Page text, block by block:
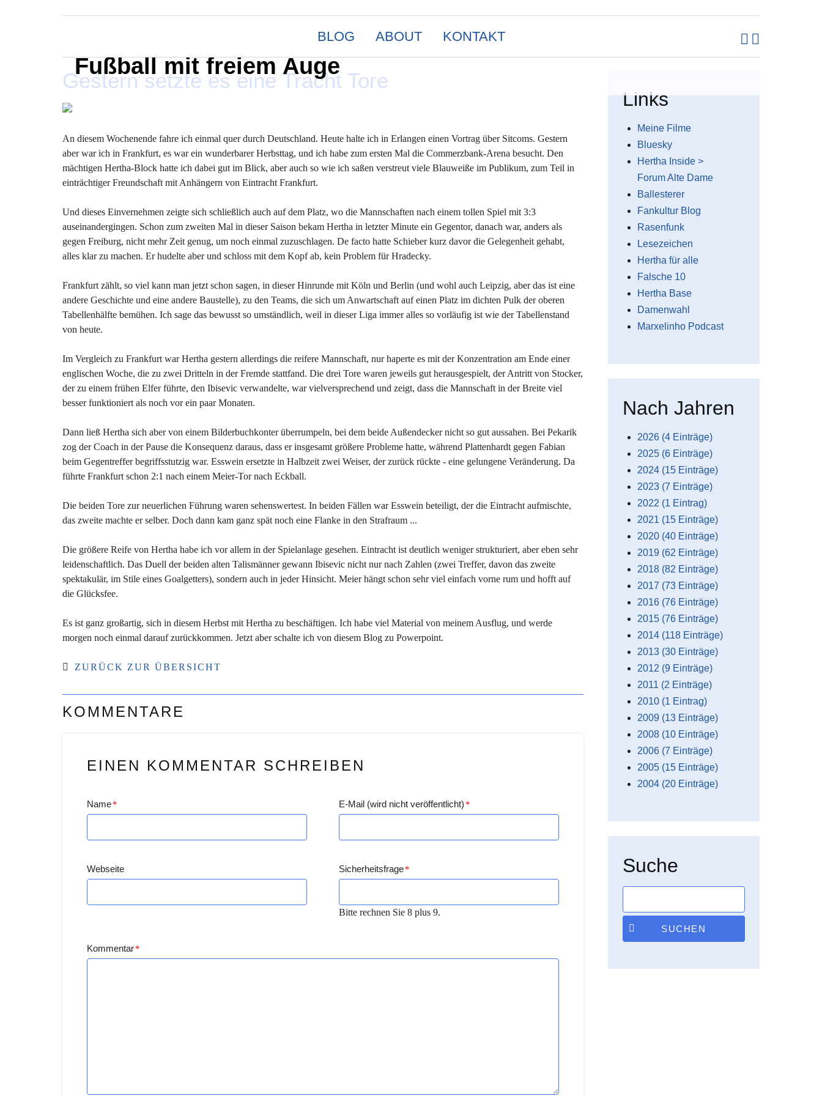
Fußball mit freiem Auge
BLOG ABOUT KONTAKT
Gestern setzte es eine Tracht Tore
An diesem Wochenende fahre ich einmal quer durch Deutschland. Heute halte ich in Erlangen einen Vortrag über Sitcoms. Gestern
aber war ich in Frankfurt, es war ein wunderbarer Herbsttag, und ich habe zum ersten Mal die Commerzbank-Arena besucht. Den
mächtigen Hertha-Block hatte ich dabei gut im Blick, aber auch so wie ich saßen verstreut viele Blauweiße im Publikum, zum Teil in
einträchtiger Freundschaft mit Anhängern von Eintracht Frankfurt.
Und dieses Einvernehmen zeigte sich schließlich auch auf dem Platz, wo die Mannschaften nach einem tollen Spiel mit 3:3
auseinandergingen. Schon zum zweiten Mal in dieser Saison bekam Hertha in letzter Minute ein Gegentor, danach war, anders als
gegen Freiburg, nicht mehr Zeit genug, um noch einmal zuzuschlagen. De facto hatte Schieber kurz davor die Gelegenheit gehabt,
alles klar zu machen. Er hudelte aber und schloss mit dem Kopf ab, kein Problem für Hradecky.
Frankfurt zählt, so viel kann man jetzt schon sagen, in dieser Hinrunde mit Köln und Berlin (und wohl auch Leipzig, aber das ist eine
andere Geschichte und eine andere Baustelle), zu den Teams, die sich um Anwartschaft auf einen Platz im dichten Pulk der oberen
Tabellenhälfte bemühen. Ich sage das bewusst so umständlich, weil in dieser Liga immer alles so vorläufig ist wie der Tabellenstand
von heute.
Im Vergleich zu Frankfurt war Hertha gestern allerdings die reifere Mannschaft, nur haperte es mit der Konzentration am Ende einer
englischen Woche, die zu zwei Dritteln in der Fremde stattfand. Die drei Tore waren jeweils gut herausgespielt, der Antritt von Stocker,
der zu einem frühen Elfer führte, den Ibisevic verwandelte, war vielversprechend und zeigt, dass die Mannschaft in der Breite viel
besser funktioniert als noch vor ein paar Monaten.
Dann ließ Hertha sich aber von einem Bilderbuchkonter überrumpeln, bei dem beide Außendecker nicht so gut aussahen. Bei Pekarik
zog der Coach in der Pause die Konsequenz daraus, dass er insgesamt größere Probleme hatte, während Plattenhardt gegen Fabian
beim Gegentreffer begriffsstutzig war. Esswein ersetzte in Halbzeit zwei Weiser, der zurück rückte - eine gelungene Veränderung. Da
führte Frankfurt schon 2:1 nach einem Meier-Tor nach Eckball.
Die beiden Tore zur neuerlichen Führung waren sehenswertest. In beiden Fällen war Esswein beteiligt, der die Eintracht aufmischte,
das zweite machte er selber. Doch dann kam ganz spät noch eine Flanke in den Strafraum ...
Die größere Reife von Hertha habe ich vor allem in der Spielanlage gesehen. Eintracht ist deutlich weniger strukturiert, aber eben sehr
leidenschaftlich. Das Duell der beiden alten Talismänner gewann Ibisevic nicht nur nach Zahlen (zwei Treffer, davon das zweite
spektakulär, im Stile eines Goalgetters), sondern auch in jeder Hinsicht. Meier hängt schon sehr viel einfach vorne rum und hofft auf
die Glücksfee.
Es ist ganz großartig, sich in diesem Herbst mit Hertha zu beschäftigen. Ich habe viel Material von meinem Ausflug, und werde
morgen noch einmal darauf zurückkommen. Jetzt aber schalte ich von diesem Blog zu Powerpoint.
ZURÜCK ZUR ÜBERSICHT
KOMMENTARE
EINEN KOMMENTAR SCHREIBEN
Name* E-Mail (wird nicht veröffentlicht) *
Webseite Sicherheitsfrage *
Bitte rechnen Sie 8 plus 9.
Kommentar*
Links
Meine Filme
Bluesky
Hertha Inside >
Forum Alte Dame
Ballesterer
Fankultur Blog
Rasenfunk
Lesezeichen
Hertha für alle
Falsche 10
Hertha Base
Damenwahl
Marxelinho Podcast
Nach Jahren
2026 (4 Einträge)
2025 (6 Einträge)
2024 (15 Einträge)
2023 (7 Einträge)
2022 (1 Eintrag)
2021 (15 Einträge)
2020 (40 Einträge)
2019 (62 Einträge)
2018 (82 Einträge)
2017 (73 Einträge)
2016 (76 Einträge)
2015 (76 Einträge)
2014 (118 Einträge)
2013 (30 Einträge)
2012 (9 Einträge)
2011 (2 Einträge)
2010 (1 Eintrag)
2009 (13 Einträge)
2008 (10 Einträge)
2006 (7 Einträge)
2005 (15 Einträge)
2004 (20 Einträge)
Suche
SUCHEN